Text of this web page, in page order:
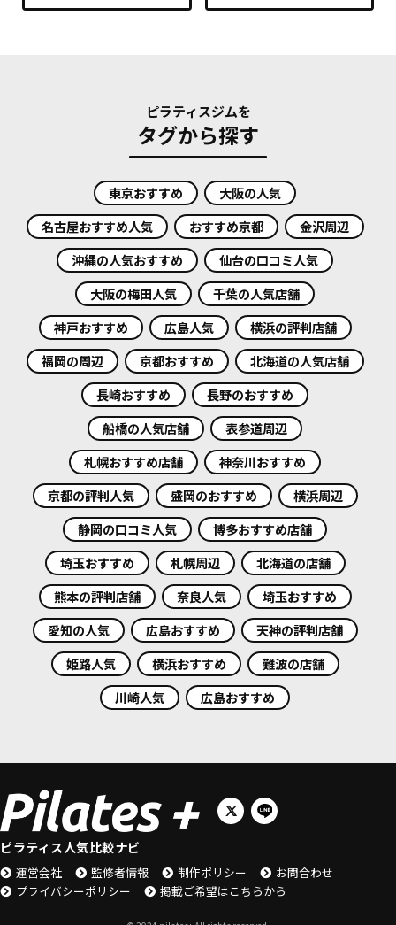
ピラティスジムを
タグから探す
東京おすすめ
大阪の人気
名古屋おすすめ人気
おすすめ京都
金沢周辺
沖縄の人気おすすめ
仙台の口コミ人気
大阪の梅田人気
千葉の人気店舗
神戸おすすめ
広島人気
横浜の評判店舗
福岡の周辺
京都おすすめ
北海道の人気店舗
長崎おすすめ
長野のおすすめ
船橋の人気店舗
表参道周辺
札幌おすすめ店舗
神奈川おすすめ
京都の評判人気
盛岡のおすすめ
横浜周辺
静岡の口コミ人気
博多おすすめ店舗
埼玉おすすめ
札幌周辺
北海道の店舗
熊本の評判店舗
奈良人気
埼玉おすすめ
愛知の人気
広島おすすめ
天神の評判店舗
姫路人気
横浜おすすめ
難波の店舗
川崎人気
広島おすすめ
ピラティス人気比較ナビ
運営会社 監修者情報 制作ポリシー
お問合わせ
プライバシーポリシー
掲載ご希望はこちらから